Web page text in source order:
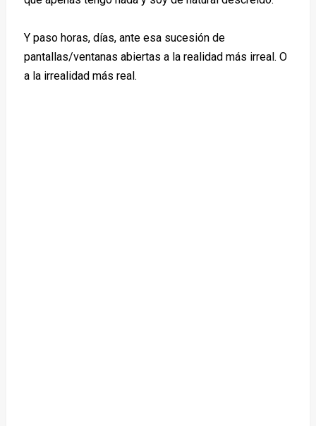
Y paso horas, días, ante esa sucesión de
pantallas/ventanas abiertas a la realidad más irreal. O
a la irrealidad más real.